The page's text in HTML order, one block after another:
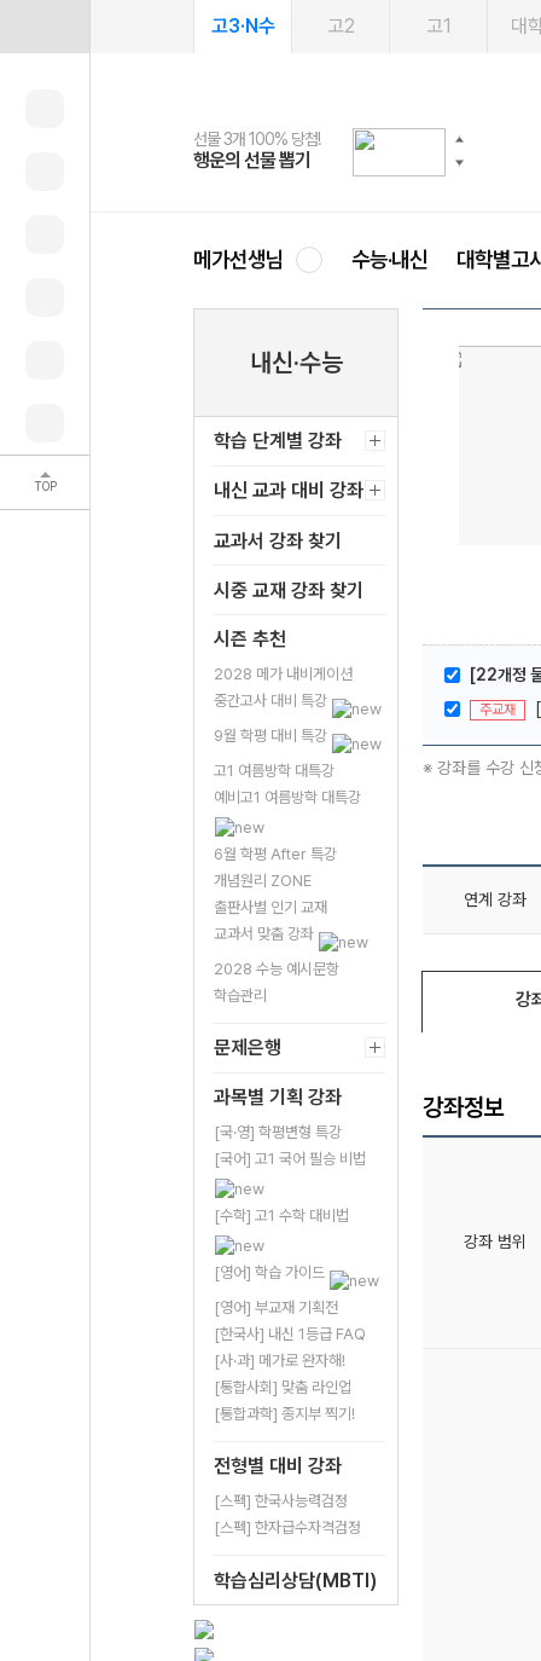
TOP
고3·N수 고2 고1 대
선물 3개 100% 당첨!
행운의 선물 뽑기
선물 100% 증정!
메가스터디 X 올리브
2027 러셀 단과
강사 공개선발
스마트러닝앱
설문 EVENT
메가패스
3일 무료 체험권
메가패스 수강생 무료혜택!
메가클럽 멤버십
사회공헌 캠페인
희망이룸 메가나눔
메가선생님 수능·내신 대학별고
내신·수능
학습 단계별 강좌
내신 교과 대비 강좌
교과서 강좌 찾기
시중 교재 강좌 찾기
시즌 추천
2028 메가 내비게이션
중간고사 대비 특강
9월 학평 대비 특강
고1 여름방학 대특강
예비고1 여름방학 대특강
6월 학평 After 특강
개념원리 ZONE
출판사별 인기 교재
교과서 맞춤 강좌
2028 수능 예시문항
학습관리
문제은행
과목별 기획 강좌
[국·영] 학평변형 특강
[국어] 고1 국어 필승 비법
[수학] 고1 수학 대비법
[영어] 학습 가이드
[영어] 부교재 기획전
[한국사] 내신 1등급 FAQ
[사·과] 메가로 완자해!
[통합사회] 맞춤 라인업
[통합과학] 종지부 찍기!
전형별 대비 강좌
[스펙] 한국사능력검정
[스펙] 한자급수자격검정
학습심리상담(MBTI)
[22개정
주교재
※ 강좌를 수강 신
연계 강좌
강
강좌정보
강좌 범위